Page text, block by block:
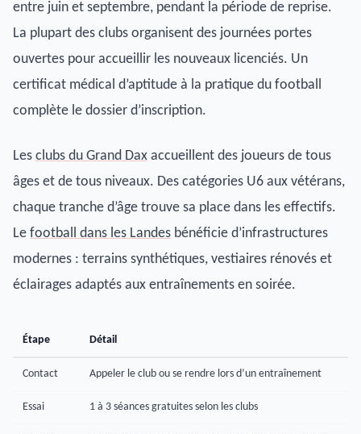
entre juin et septembre, pendant la période de reprise.
La plupart des clubs organisent des journées portes
ouvertes pour accueillir les nouveaux licenciés. Un
certificat médical d’aptitude à la pratique du football
complète le dossier d’inscription.
Les clubs du Grand Dax accueillent des joueurs de tous
âges et de tous niveaux. Des catégories U6 aux vétérans,
chaque tranche d’âge trouve sa place dans les effectifs.
Le football dans les Landes bénéficie d’infrastructures
modernes : terrains synthétiques, vestiaires rénovés et
éclairages adaptés aux entraînements en soirée.
Étape Détail
Contact Appeler le club ou se rendre lors d’un entraînement
Essai 1 à 3 séances gratuites selon les clubs